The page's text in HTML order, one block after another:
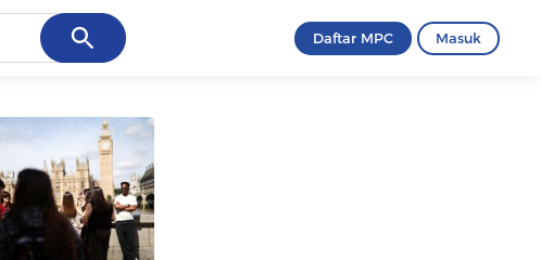
Cancel Daftar MPC Masuk